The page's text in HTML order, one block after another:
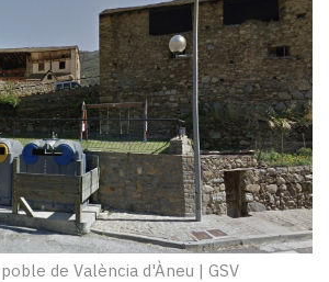
de València d'Àneu | GSV